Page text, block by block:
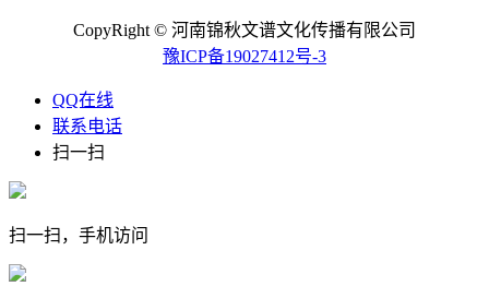
CopyRight © 河南锦秋文谱文化传播有限公司
豫ICP备19027412号-3
QQ在线
联系电话
扫一扫
扫一扫，手机访问